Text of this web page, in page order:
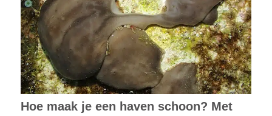
Hoe maak je een haven schoon? Met